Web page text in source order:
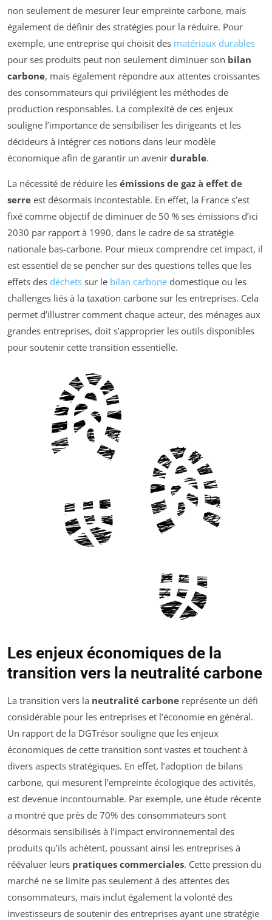
non seulement de mesurer leur empreinte carbone, mais
également de définir des stratégies pour la réduire. Pour
exemple, une entreprise qui choisit des matériaux durables
pour ses produits peut non seulement diminuer son bilan
carbone, mais également répondre aux attentes croissantes
des consommateurs qui privilégient les méthodes de
production responsables. La complexité de ces enjeux
souligne l’importance de sensibiliser les dirigeants et les
décideurs à intégrer ces notions dans leur modèle
économique afin de garantir un avenir durable.
La nécessité de réduire les émissions de gaz à effet de
serre est désormais incontestable. En effet, la France s’est
fixé comme objectif de diminuer de 50 % ses émissions d’ici
2030 par rapport à 1990, dans le cadre de sa stratégie
nationale bas-carbone. Pour mieux comprendre cet impact, il
est essentiel de se pencher sur des questions telles que les
effets des déchets sur le bilan carbone domestique ou les
challenges liés à la taxation carbone sur les entreprises. Cela
permet d’illustrer comment chaque acteur, des ménages aux
grandes entreprises, doit s’approprier les outils disponibles
pour soutenir cette transition essentielle.
Les enjeux économiques de la
transition vers la neutralité carbone
La transition vers la neutralité carbone représente un défi
considérable pour les entreprises et l’économie en général.
Un rapport de la DGTrésor souligne que les enjeux
économiques de cette transition sont vastes et touchent à
divers aspects stratégiques. En effet, l’adoption de bilans
carbone, qui mesurent l’empreinte écologique des activités,
est devenue incontournable. Par exemple, une étude récente
a montré que près de 70% des consommateurs sont
désormais sensibilisés à l’impact environnemental des
produits qu’ils achètent, poussant ainsi les entreprises à
réévaluer leurs pratiques commerciales. Cette pression du
marché ne se limite pas seulement à des attentes des
consommateurs, mais inclut également la volonté des
investisseurs de soutenir des entreprises ayant une stratégie